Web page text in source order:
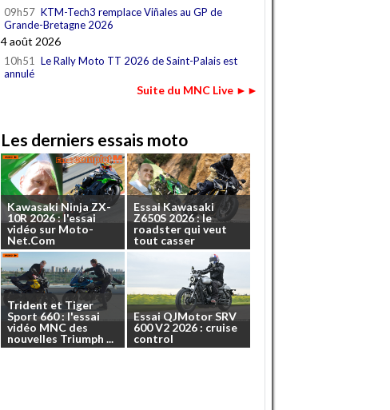
09h57 KTM-Tech3 remplace Viñales au GP de
Grande-Bretagne 2026
4 août 2026
10h51
Le Rally Moto TT 2026 de Saint-Palais est
annulé
Suite du MNC Live ►►
Les derniers essais moto
KawasakiNinja ZX-
10R2026: l'essai
vidéo sur Moto-
Net.Com
EssaiKawasaki
Z650S 2026:le
roadster qui veut
tout casser
Trident etTiger
Sport660:l'essai
vidéo MNC des
nouvelles Triumph ...
Essai QJMotorSRV
600V2 2026 : cruise
control